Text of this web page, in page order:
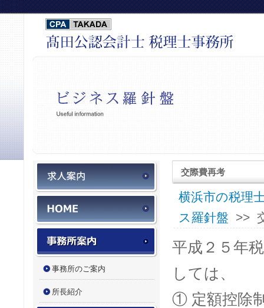
税務会計スタッフ募集
HOME
事務所のご案内
所長紹介
交際費再考
横浜市の税理
ス羅針盤
>>
平成２５年
しては、
① 定額控除